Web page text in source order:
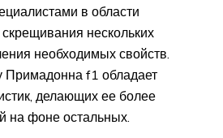
в области
нескольких
необходимых свойств.
Примадонна f1 обладает
делающих ее более
на фоне остальных.